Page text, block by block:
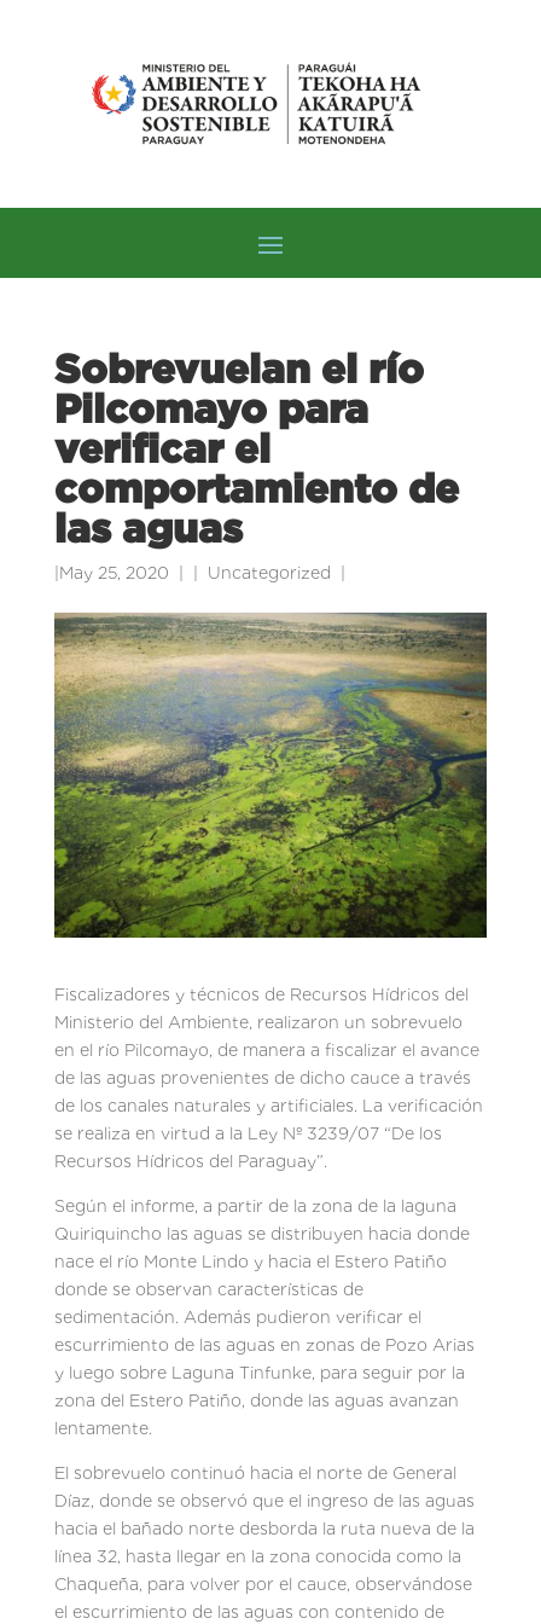
Sobrevuelan el río
Pilcomayo para
verificar el
comportamiento de
las aguas
May 25, 2020 Uncategorized
Fiscalizadores y técnicos de Recursos Hídricos del
Ministerio del Ambiente, realizaron un sobrevuelo
en el río Pilcomayo, de manera a fiscalizar el avance
de las aguas provenientes de dicho cauce a través
de los canales naturales y artificiales. La verificación
se realiza en virtud a la Ley Nº 3239/07 “De los
Recursos Hídricos del Paraguay”.
Según el informe, a partir de la zona de la laguna
Quiriquincho las aguas se distribuyen hacia donde
nace el río Monte Lindo y hacia el Estero Patiño
donde se observan características de
sedimentación. Además pudieron verificar el
escurrimiento de las aguas en zonas de Pozo Arias
y luego sobre Laguna Tinfunke, para seguir por la
zona del Estero Patiño, donde las aguas avanzan
lentamente.
El sobrevuelo continuó hacia el norte de General
Díaz, donde se observó que el ingreso de las aguas
hacia el bañado norte desborda la ruta nueva de la
línea 32, hasta llegar en la zona conocida como la
Chaqueña, para volver por el cauce, observándose
el escurrimiento de las aguas con contenido de